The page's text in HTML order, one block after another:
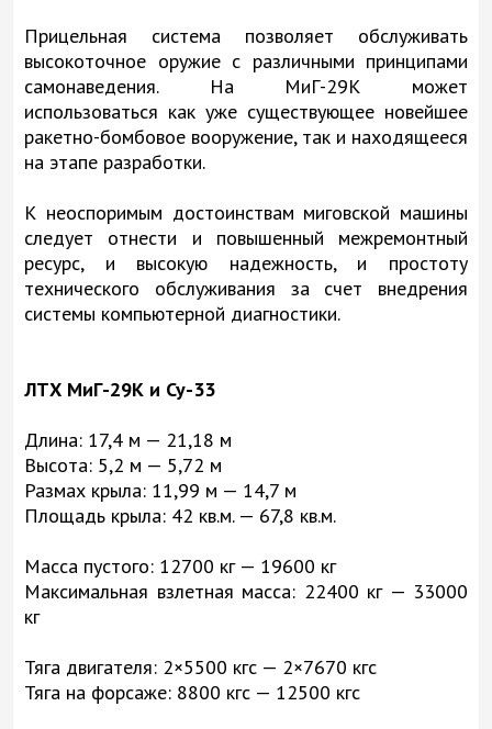
Прицельная система позволяет обслуживать
высокоточное оружие с различными принципами
самонаведения. На МиГ-29К может
использоваться как уже существующее новейшее
ракетно-бомбовое вооружение, так и находящееся
на этапе разработки.
К неоспоримым достоинствам миговской машины
следует отнести и повышенный межремонтный
ресурс, и высокую надежность, и простоту
технического обслуживания за счет внедрения
системы компьютерной диагностики.
ЛТХ МиГ-29К и Су-33
Длина: 17,4 м — 21,18 м
Высота: 5,2 м — 5,72 м
Размах крыла: 11,99 м — 14,7 м
Площадь крыла: 42 кв.м. — 67,8 кв.м.
Масса пустого: 12700 кг — 19600 кг
Максимальная взлетная масса: 22400 кг — 33000
кг
Тяга двигателя: 2×5500 кгс — 2×7670 кгс
Тяга на форсаже: 8800 кгс — 12500 кгс